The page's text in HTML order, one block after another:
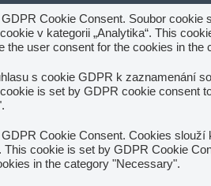
Cookie Consent. Soubor cookie
v kategorii „Analytika“. This
the user consent for the cookies in the
s cookie GDPR k zaznamenání
is set by GDPR cookie consent
Cookie Consent. Cookies slouží
This cookie is set by GDPR Cookie
in the category "Necessary".